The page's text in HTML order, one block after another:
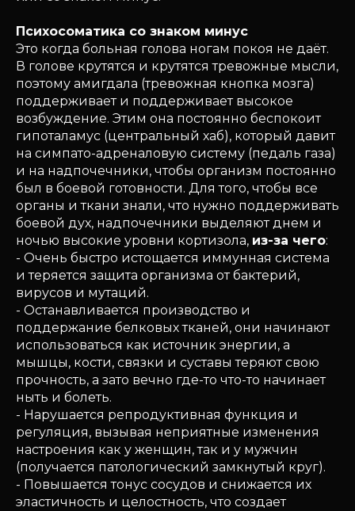
Психосоматика со знаком минус
Это когда больная голова ногам покоя не даёт.
В голове крутятся и крутятся тревожные мысли,
поэтому амигдала (тревожная кнопка мозга)
поддерживает и поддерживает высокое
возбуждение. Этим она постоянно беспокоит
гипоталамус (центральный хаб), который давит
на симпато-адреналовую систему (педаль газа)
и на надпочечники, чтобы организм постоянно
был в боевой готовности. Для того, чтобы все
органы и ткани знали, что нужно поддерживать
боевой дух, надпочечники выделяют днем и
ночью высокие уровни кортизола, из-за чего:
- Очень быстро истощается иммунная система
и теряется защита организма от бактерий,
вирусов и мутаций.
- Останавливается производство и
поддержание белковых тканей, они начинают
использоваться как источник энергии, а
мышцы, кости, связки и суставы теряют свою
прочность, а зато вечно где-то что-то начинает
ныть и болеть.
- Нарушается репродуктивная функция и
регуляция, вызывая неприятные изменения
настроения как у женщин, так и у мужчин
(получается патологический замкнутый круг).
- Повышается тонус сосудов и снижается их
эластичность и целостность, что создает